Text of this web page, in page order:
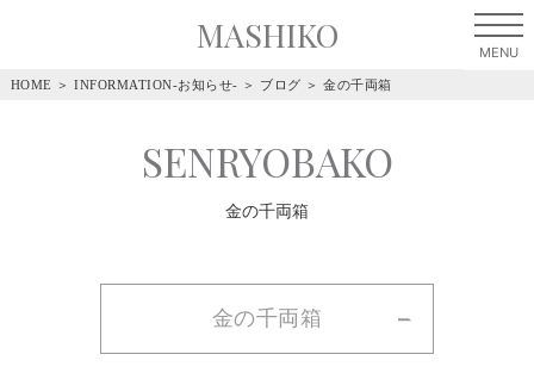
MASHIKO
HOME ＞INFORMATION-お知らせ- ＞ ブログ ＞金の千両箱
SENRYOBAKO
金の千両箱
金の千両箱